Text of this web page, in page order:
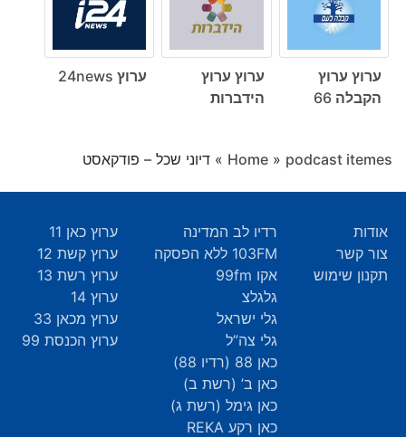
ערוץ ערוץ
הקבלה 66
ערוץ ערוץ
הידברות
ערוץ 24news
Home » podcast itemes
» דיוני שכל – פודקאסט
אודות
צור קשר
תקנון שימוש
רדיו לב המדינה
103FM ללא הפסקה
אקו 99fm
גלגלצ
גלי ישראל
גלי צה”ל
כאן 88 (רדיו 88)
כאן ב’ (רשת ב)
כאן גימל (רשת ג)
כאן רקע REKA
ערוץ כאן 11
ערוץ קשת 12
ערוץ רשת 13
ערוץ 14
ערוץ מכאן 33
ערוץ הכנסת 99